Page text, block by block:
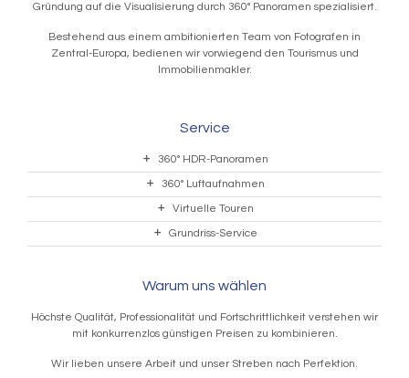
Gründung auf die Visualisierung durch 360° Panoramen spezialisiert.
Bestehend aus einem ambitionierten Team von Fotografen in
Zentral-Europa, bedienen wir vorwiegend den Tourismus und
Immobilienmakler.
Service
360° HDR-Panoramen
360° Luftaufnahmen
Virtuelle Touren
Grundriss-Service
Warum uns wählen
Höchste Qualität, Professionalität und Fortschrittlichkeit verstehen wir
mit konkurrenzlos günstigen Preisen zu kombinieren.
Wir lieben unsere Arbeit und unser Streben nach Perfektion.